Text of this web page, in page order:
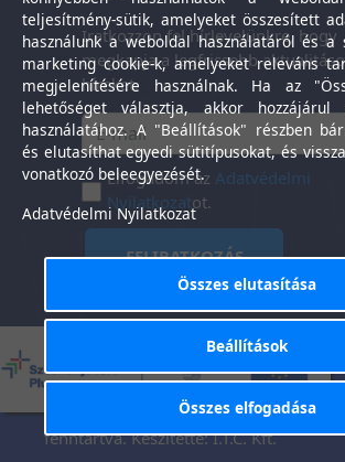
Iratkozzon fel hírlevelünkre, hogy
megkapja a legfrissebb
híreket.
Elfogadom azAdatvédelmi
Nyilatkozatot.
FELIRATKOZÁS
Tisztaság Központ Kft. © 2025. Minden
fenntartva. Készítette:I.T.C. Kft.
Általános Szerződési
Feltételek
-
teljesítmény-sütik, amelyeket összesített
használunk a weboldal használatáról és a
marketing cookie-k, amelyeket releváns
megjelenítésére használnak. Ha az
lehetőséget választja, akkor
használatához. A "Beállítások" részben
és elutasíthat egyedi sütitípusokat, és
vonatkozó beleegyezését.
Adatvédelmi Nyilatkozat
Összes elutasítása
Beállítások
Összes elfogadása